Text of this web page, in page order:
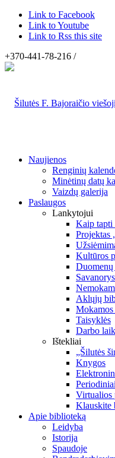
Link to Facebook
Link to Youtube
Link to Rss this site
+370-441-78-216 /
Naujienos
Renginių
Minėtinų datų
Vaizdų galerija
Paslaugos
Lankytojui
Kaip tapti
Projektas
Kultūros
Duomenų
Aklųjų
Mokamos
Taisyklės
Darbo
Ištekliai
„Šilutės
Knygos
Virtualios
Klauskite
Apie biblioteką
Leidyba
Istorija
Spaudoje